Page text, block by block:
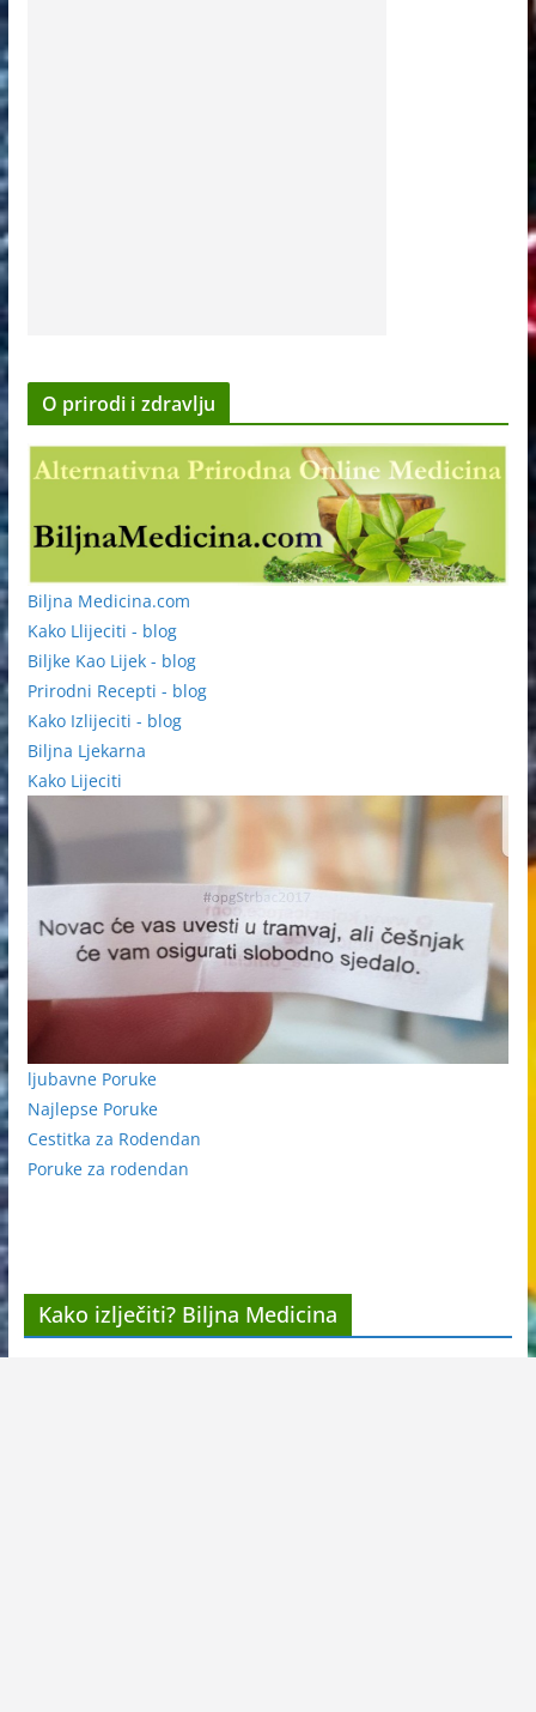
O prirodi i zdravlju
Biljna Medicina.com
Kako Llijeciti - blog
Biljke Kao Lijek - blog
Prirodni Recepti - blog
Kako Izlijeciti - blog
Biljna Ljekarna
Kako Lijeciti
ljubavne Poruke
Najlepse Poruke
Cestitka za Rodendan
Poruke za rodendan
Kako izlječiti? Biljna Medicina